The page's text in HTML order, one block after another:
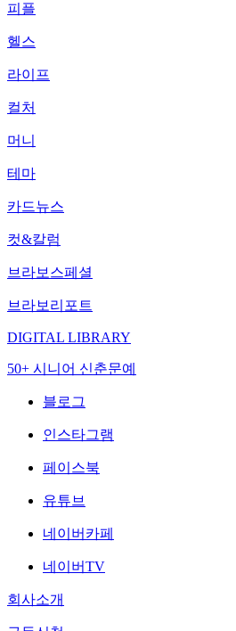
피플
헬스
라이프
컬처
머니
테마
카드뉴스
컷&칼럼
브라보스페셜
브라보리포트
DIGITAL LIBRARY
50+ 시니어 신춘문예
블로그
인스타그램
페이스북
유튜브
네이버카페
네이버TV
회사소개